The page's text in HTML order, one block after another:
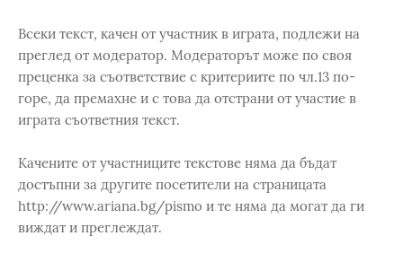
Всеки текст, качен от участник в играта, подлежи на
преглед от модератор. Модераторът може по своя
преценка за съответствие с критериите по чл.13 по-
горе, да премахне и с това да отстрани от участие в
играта съответния текст.
Качените от участниците текстове няма да бъдат
достъпни за другите посетители на страницата
http://www.ariana.bg/pismo и те няма да могат да ги
виждат и преглеждат.